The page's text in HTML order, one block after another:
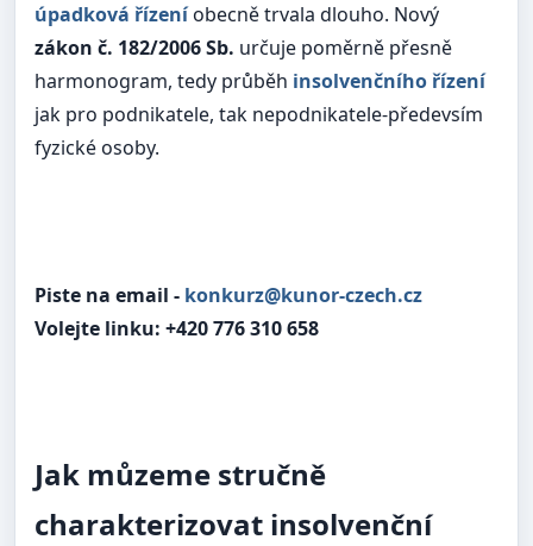
úpadková řízeníobecně trvala dlouho. Nový
zákon č. 182/2006 Sb. určuje poměrně přesně
harmonogram, tedy průběh insolvenčního řízení
jak pro podnikatele, tak nepodnikatele-předevsím
fyzické osoby.
Piste na email - konkurz@kunor-czech.cz
Volejte linku: +420 776 310 658
Jak můzeme stručně
charakterizovat insolvenční